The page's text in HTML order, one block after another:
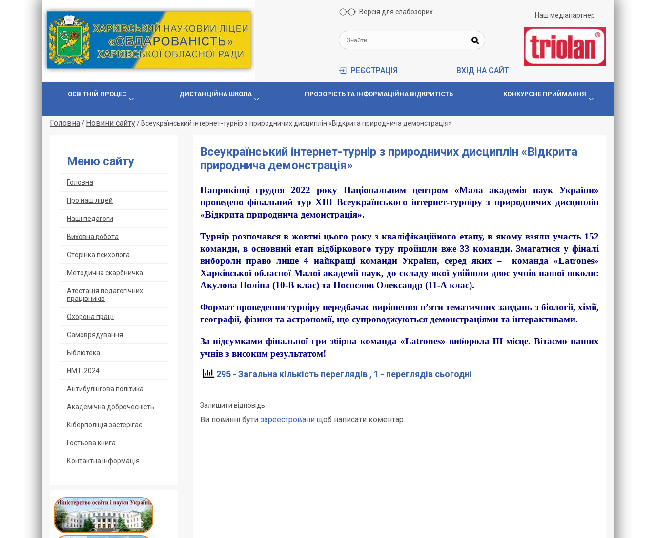
Версія для слабозорих
РЕЄСТРАЦІЯ ВХІД НА САЙТ
Наш медіапартнер
ОСВІТНІЙ ПРОЦЕС ДИСТАНЦІЙНА ШКОЛА ПРОЗОРIСТЬ ТА IНФОРМАЦIЙНА ВIДКРИТIСТЬ КОНКУРСНЕ ПРИЙМАННЯ
Головна/ Новини сайту/ Всеукраїнський інтернет-турнір з природничих дисциплін «Відкрита природнича демонстрація»
Меню сайту
Головна
Про наш ліцей
Наші педагоги
Виховна робота
Сторінка психолога
Методична скарбничка
Атестація педагогічних
працівників
Охорoна прaці
Самоврядування
Бібліотека
НМТ-2024
Антибулінгова політика
Академічна доброчесність
Кіберполіція застерігає
Гостьова книга
Контактна інформація
Всеукраїнський інтернет-турнір з природничих дисциплін «Відкрита
природнича демонстрація»
Наприкінці грудня 2022 року Національним центром «Мала академія наук України»
проведено фінальний тур ХІІІ Всеукраїнського інтернет-турніру з природничих дисциплін
«Відкрита природнича демонстрація».
Турнір розпочався в жовтні цього року з кваліфікаційного етапу, в якому взяли участь 152
команди, в основний етап відбіркового туру пройшли вже 33 команди. Змагатися у фіналі
вибороли право лише 4 найкращі команди України, серед яких – команда «Latrones»
Харківської обласної Малої академії наук, до складу якої увійшли двоє учнів нашої школи:
Акулова Поліна (10-В клас) та Поспєлов Олександр (11-А клас).
Формат проведення турніру передбачає вирішення п’яти тематичних завдань з біології, хімії,
географії, фізики та астрономії, що супроводжуються демонстраціями та інтерактивами.
За підсумками фінальної гри збірна команда «Latrones» виборола ІІІ місце. Вітаємо наших
учнів з високим результатом!
295 - Загальна кількість переглядів , 1 - переглядів сьогодні
Залишити відповідь
Ви повинні бути зареестрованищоб написати коментар.